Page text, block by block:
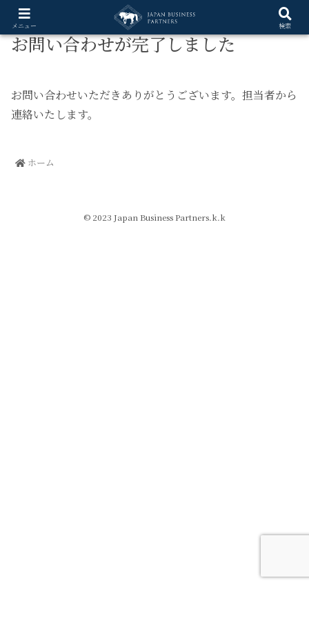
お問い合わせが完了しました
お問い合わせいただきありがとうございます。担当者から
連絡いたします。
ホーム
© 2023 Japan Business Partners.k.k
メニュー 検索